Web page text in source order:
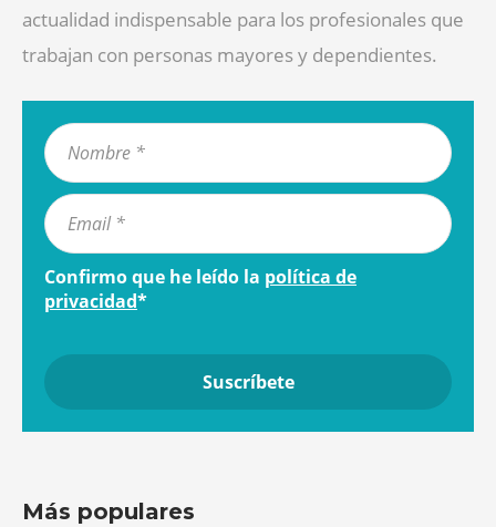
actualidad indispensable para los profesionales que
trabajan con personas mayores y dependientes.
Confirmo que he leído la política de
privacidad*
Más populares